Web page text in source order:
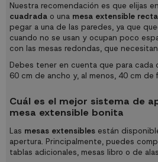
Nuestra recomendación es que elijas
cuadrada o una mesa extensible
pegar a una de las paredes, ya que
cuando no se usan y ocupan poco
con las mesas redondas, que
Debes tener en cuenta que para cada
60 cm de ancho y, al menos, 40 cm de
Cuál es el mejor sistema de
mesa extensible bonita
Las mesas extensibles están
apertura. Principalmente, puedes
tablas adicionales, mesas libro o de